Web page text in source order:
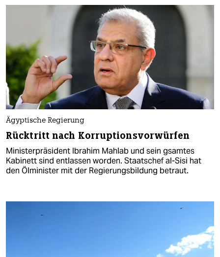
Ägyptische Regierung
Rücktritt nach Korruptionsvorwürfen
Ministerpräsident Ibrahim Mahlab und sein gsamtes
Kabinett sind entlassen worden. Staatschef al-Sisi hat
den Ölminister mit der Regierungsbildung betraut.